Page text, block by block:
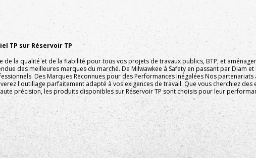
TP sur Réservoir TP
de la qualité et de la fiabilité pour tous vos projets de travaux publics, BTP, et
des meilleures marques du marché. De Milwawkee à Safety en passant par Diam
Des Marques Reconnues pour des Performances Inégalées Nos
l'outillage parfaitement adapté à vos exigences de travail. Que vous cherchiez des
précision, les produits disponibles sur Réservoir TP sont choisis pour leur